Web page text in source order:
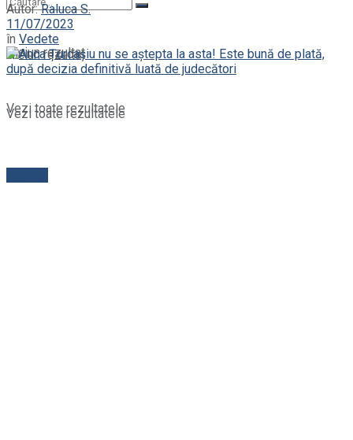
Niciun rezultat
Vezi toate rezultatele
Niciun rezultat
Vezi toate rezultatele
Autor: Raluca S.
11/07/2023
în Vedete